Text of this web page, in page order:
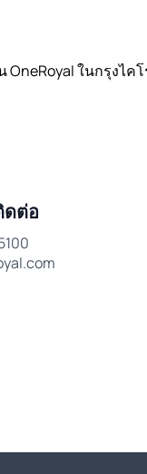
ในกรุงไคโ
ดต่อ